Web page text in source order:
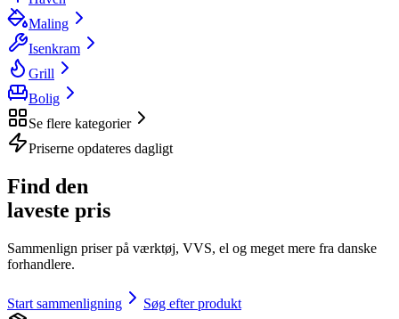
Maling
Isenkram
Grill
Bolig
Se flere kategorier
Priserne opdateres dagligt
Find den
laveste pris
Sammenlign priser på værktøj, VVS, el og meget mere fra danske
forhandlere.
Start sammenligning
Søg efter produkt